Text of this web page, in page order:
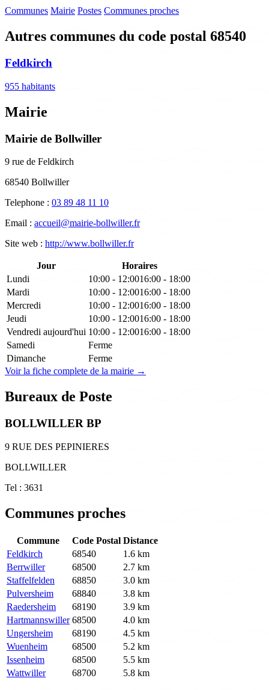
Communes Mairie Postes Communes proches
Autres communes du code postal 68540
Feldkirch
955 habitants
Mairie
Mairie de Bollwiller
9 rue de Feldkirch
68540 Bollwiller
Telephone : 03 89 48 11 10
Email : accueil@mairie-bollwiller.fr
Site web : http://www.bollwiller.fr
Jour
Horaires
Lundi
10:00 - 12:0016:00 - 18:00
Mardi
10:00 - 12:0016:00 - 18:00
Mercredi
10:00 - 12:0016:00 - 18:00
Jeudi
10:00 - 12:0016:00 - 18:00
Vendredi aujourd'hui 10:00 - 12:0016:00 - 18:00
Samedi
Ferme
Dimanche
Ferme
Voir la fiche complete de la mairie →
Bureaux de Poste
BOLLWILLER BP
9 RUE DES PEPINIERES
BOLLWILLER
Tel : 3631
Communes proches
Commune Code Postal Distance
Feldkirch
68540
1.6 km
Berrwiller
68500
2.7 km
Staffelfelden
68850
3.0 km
Pulversheim
68840
3.8 km
Raedersheim
68190
3.9 km
Hartmannswiller 68500
4.0 km
Ungersheim
68190
4.5 km
Wuenheim
68500
5.2 km
Issenheim
68500
5.5 km
Wattwiller
68700 5.8 km